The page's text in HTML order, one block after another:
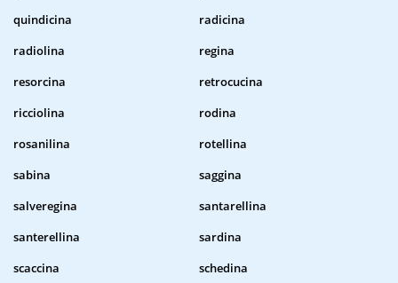
quindicina
radicina
radiolina
regina
resorcina
retrocucina
ricciolina
rodina
rosanilina
rotellina
sabina
saggina
salveregina
santarellina
santerellina
sardina
scaccina
schedina